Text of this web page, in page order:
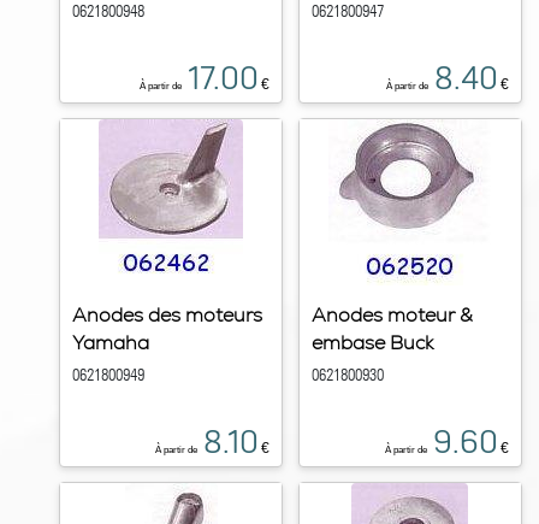
0621800948
À partir de 17.00 €
0621800947
À partir de 8.40 €
Anodes des moteurs
Yamaha
0621800949
À partir de 8.10 €
Anodes moteur &
embase Buck
0621800930
À partir de 9.60 €